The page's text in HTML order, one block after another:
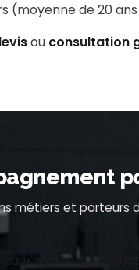
(moyenne de 20
ou consultation
métiers et porteurs
Maroc & Afrique